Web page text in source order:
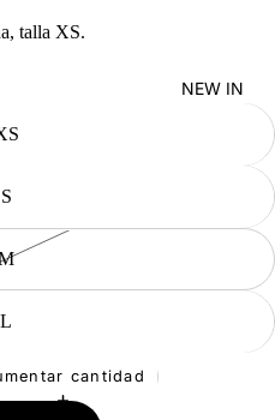
NEW IN
talla XS.
S
L
cantidad